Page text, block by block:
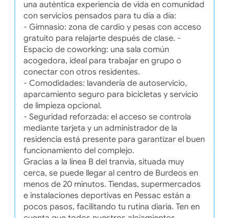
una auténtica experiencia de vida en comunidad
con servicios pensados para tu día a día:
- Gimnasio: zona de cardio y pesas con acceso
gratuito para relajarte después de clase. -
Espacio de coworking: una sala común
acogedora, ideal para trabajar en grupo o
conectar con otros residentes.
- Comodidades: lavandería de autoservicio,
aparcamiento seguro para bicicletas y servicio
de limpieza opcional.
- Seguridad reforzada: el acceso se controla
mediante tarjeta y un administrador de la
residencia está presente para garantizar el buen
funcionamiento del complejo.
Gracias a la línea B del tranvía, situada muy
cerca, se puede llegar al centro de Burdeos en
menos de 20 minutos. Tiendas, supermercados
e instalaciones deportivas en Pessac están a
pocos pasos, facilitando tu rutina diaria. Ten en